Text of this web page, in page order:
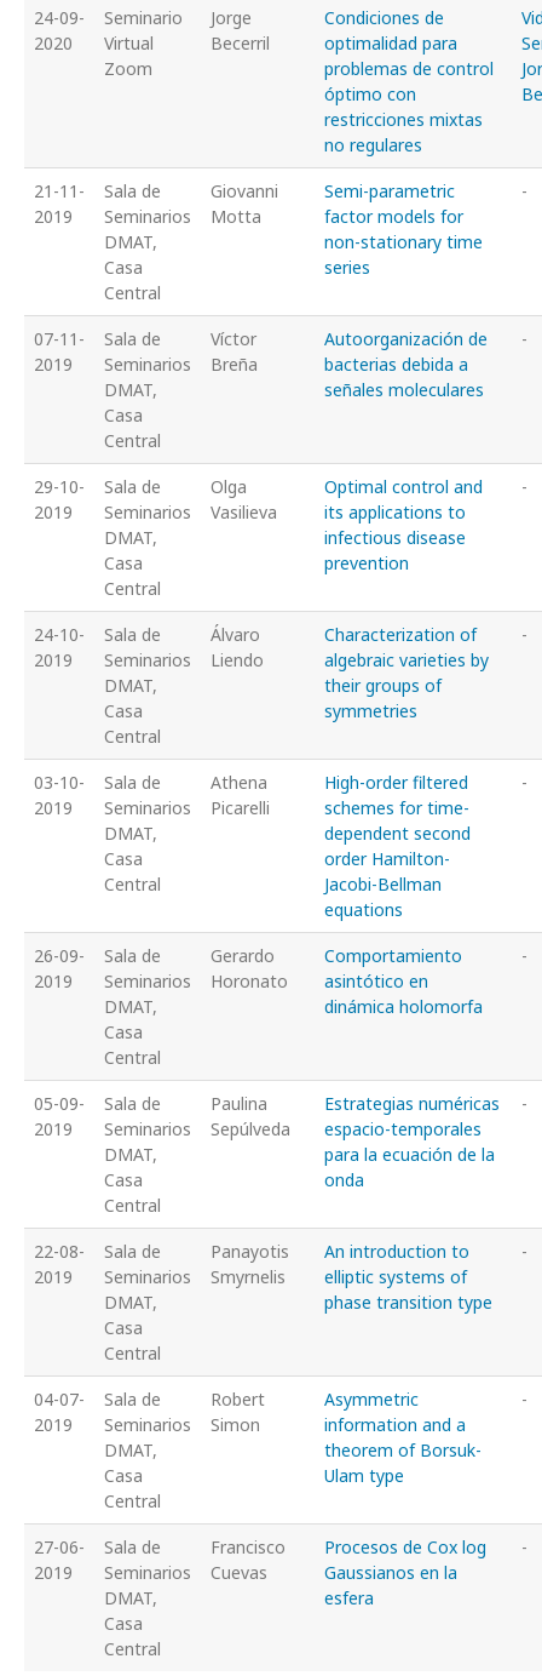
24-09-
2020
Seminario
Virtual
Zoom
Jorge
Becerril
Condiciones de
optimalidad para
problemas de control
óptimo con
restricciones mixtas
no regulares
21-11-
2019
Sala de
Seminarios
DMAT,
Casa
Central
Giovanni
Motta
Semi-parametric
factor models for
non-stationary time
series
-
07-11-
2019
Sala de
Seminarios
DMAT,
Casa
Central
Víctor
Breña
Autoorganización de
bacterias debida a
señales moleculares
-
29-10-
2019
Sala de
Seminarios
DMAT,
Casa
Central
Olga
Vasilieva
Optimal control and
its applications to
infectious disease
prevention
-
24-10-
2019
Sala de
Seminarios
DMAT,
Casa
Central
Álvaro
Liendo
Characterization of
algebraic varieties by
their groups of
symmetries
-
03-10-
2019
Sala de
Seminarios
DMAT,
Casa
Central
Athena
Picarelli
High-order filtered
schemes for time-
dependent second
order Hamilton-
Jacobi-Bellman
equations
-
26-09-
2019
Sala de
Seminarios
DMAT,
Casa
Central
Gerardo
Horonato
Comportamiento
asintótico en
dinámica holomorfa
-
05-09-
2019
Sala de
Seminarios
DMAT,
Casa
Central
Paulina
Sepúlveda
Estrategias numéricas
espacio-temporales
para la ecuación de la
onda
-
22-08-
2019
Sala de
Seminarios
DMAT,
Casa
Central
Panayotis
Smyrnelis
An introduction to
elliptic systems of
phase transition type
-
04-07-
2019
Sala de
Seminarios
DMAT,
Casa
Central
Robert
Simon
Asymmetric
information and a
theorem of Borsuk-
Ulam type
-
27-06-
2019
Sala de
Seminarios
DMAT,
Casa
Central
Francisco
Cuevas
Procesos de Cox log
Gaussianos en la
esfera
-